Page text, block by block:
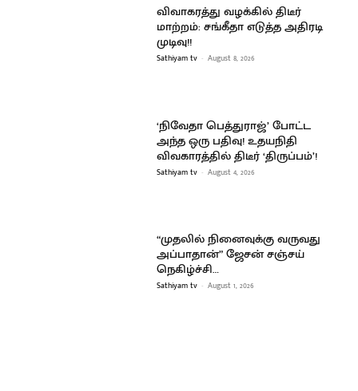
விவாகரத்து வழக்கில் திடீர்
மாற்றம்: சங்கீதா எடுத்த அதிரடி
முடிவு!!
Sathiyam tv - August 8, 2026
‘நிவேதா பெத்துராஜ்’ போட்ட
அந்த ஒரு பதிவு! உதயநிதி
விவகாரத்தில் திடீர் ‘திருப்பம்’!
Sathiyam tv - August 4, 2026
“முதலில் நினைவுக்கு வருவது
அப்பாதான்” ஜேசன் சஞ்சய்
நெகிழ்ச்சி…
Sathiyam tv - August 1, 2026